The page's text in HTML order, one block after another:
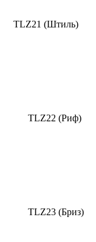
TLZ21 (Штиль)
TLZ22 (Риф)
TLZ23 (Бриз)